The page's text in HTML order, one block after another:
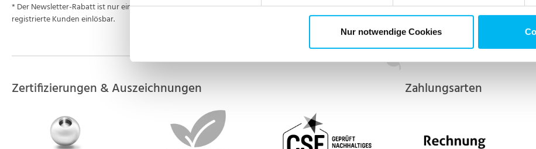
Nur notwendige Cookies
* Der Newsletter-Rabatt ist nur einmalig für
registrierte Kunden einlösbar.
Zertifizierungen & Auszeichnungen Zahlungsarten